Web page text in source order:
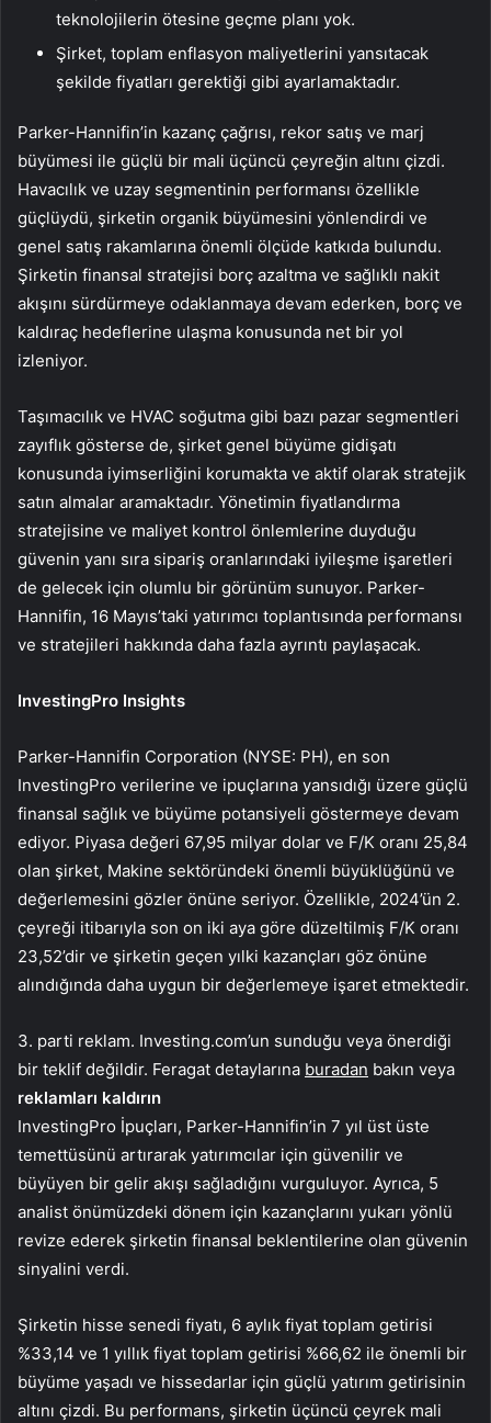
teknolojilerin ötesine geçme planı yok.
Şirket, toplam enflasyon maliyetlerini yansıtacak
şekilde fiyatları gerektiği gibi ayarlamaktadır.
Parker-Hannifin’in kazanç çağrısı, rekor satış ve marj
büyümesi ile güçlü bir mali üçüncü çeyreğin altını çizdi.
Havacılık ve uzay segmentinin performansı özellikle
güçlüydü, şirketin organik büyümesini yönlendirdi ve
genel satış rakamlarına önemli ölçüde katkıda bulundu.
Şirketin finansal stratejisi borç azaltma ve sağlıklı nakit
akışını sürdürmeye odaklanmaya devam ederken, borç ve
kaldıraç hedeflerine ulaşma konusunda net bir yol
izleniyor.
Taşımacılık ve HVAC soğutma gibi bazı pazar segmentleri
zayıflık gösterse de, şirket genel büyüme gidişatı
konusunda iyimserliğini korumakta ve aktif olarak stratejik
satın almalar aramaktadır. Yönetimin fiyatlandırma
stratejisine ve maliyet kontrol önlemlerine duyduğu
güvenin yanı sıra sipariş oranlarındaki iyileşme işaretleri
de gelecek için olumlu bir görünüm sunuyor. Parker-
Hannifin, 16 Mayıs’taki yatırımcı toplantısında performansı
ve stratejileri hakkında daha fazla ayrıntı paylaşacak.
InvestingPro Insights
Parker-Hannifin Corporation (NYSE: PH), en son
InvestingPro verilerine ve ipuçlarına yansıdığı üzere güçlü
finansal sağlık ve büyüme potansiyeli göstermeye devam
ediyor. Piyasa değeri 67,95 milyar dolar ve F/K oranı 25,84
olan şirket, Makine sektöründeki önemli büyüklüğünü ve
değerlemesini gözler önüne seriyor. Özellikle, 2024’ün 2.
çeyreği itibarıyla son on iki aya göre düzeltilmiş F/K oranı
23,52’dir ve şirketin geçen yılki kazançları göz önüne
alındığında daha uygun bir değerlemeye işaret etmektedir.
3. parti reklam. Investing.com’un sunduğu veya önerdiği
bir teklif değildir. Feragat detaylarına buradan bakın veya
reklamları kaldırın
InvestingPro İpuçları, Parker-Hannifin’in 7 yıl üst üste
temettüsünü artırarak yatırımcılar için güvenilir ve
büyüyen bir gelir akışı sağladığını vurguluyor. Ayrıca, 5
analist önümüzdeki dönem için kazançlarını yukarı yönlü
revize ederek şirketin finansal beklentilerine olan güvenin
sinyalini verdi.
Şirketin hisse senedi fiyatı, 6 aylık fiyat toplam getirisi
%33,14 ve 1 yıllık fiyat toplam getirisi %66,62 ile önemli bir
büyüme yaşadı ve hissedarlar için güçlü yatırım getirisinin
altını çizdi. Bu performans, şirketin üçüncü çeyrek mali